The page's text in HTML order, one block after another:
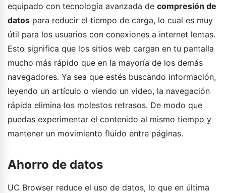
equipado con tecnología avanzada de compresión de
datos para reducir el tiempo de carga, lo cual es muy
útil para los usuarios con conexiones a internet lentas.
Esto significa que los sitios web cargan en tu pantalla
mucho más rápido que en la mayoría de los demás
navegadores. Ya sea que estés buscando información,
leyendo un artículo o viendo un video, la navegación
rápida elimina los molestos retrasos. De modo que
puedas experimentar el contenido al mismo tiempo y
mantener un movimiento fluido entre páginas.
Ahorro de datos
UC Browser reduce el uso de datos, lo que en última